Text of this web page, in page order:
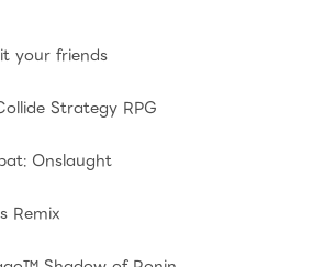
your friends
Strategy RPG
Onslaught
Remix